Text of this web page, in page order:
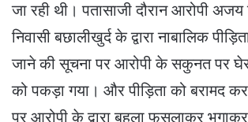
जा रही थी। पतासाजी दौरान आरोपी
निवासी बछालीखुर्द के द्वारा नाबालिक
जाने की सूचना पर आरोपी के सकुनत पर
को पकड़ा गया। और पीड़िता को बरामद
पर आरोपी के द्वारा बहला फुसलाकर